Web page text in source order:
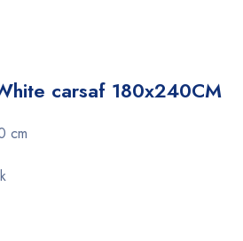
carsaf 180x240CM
cm